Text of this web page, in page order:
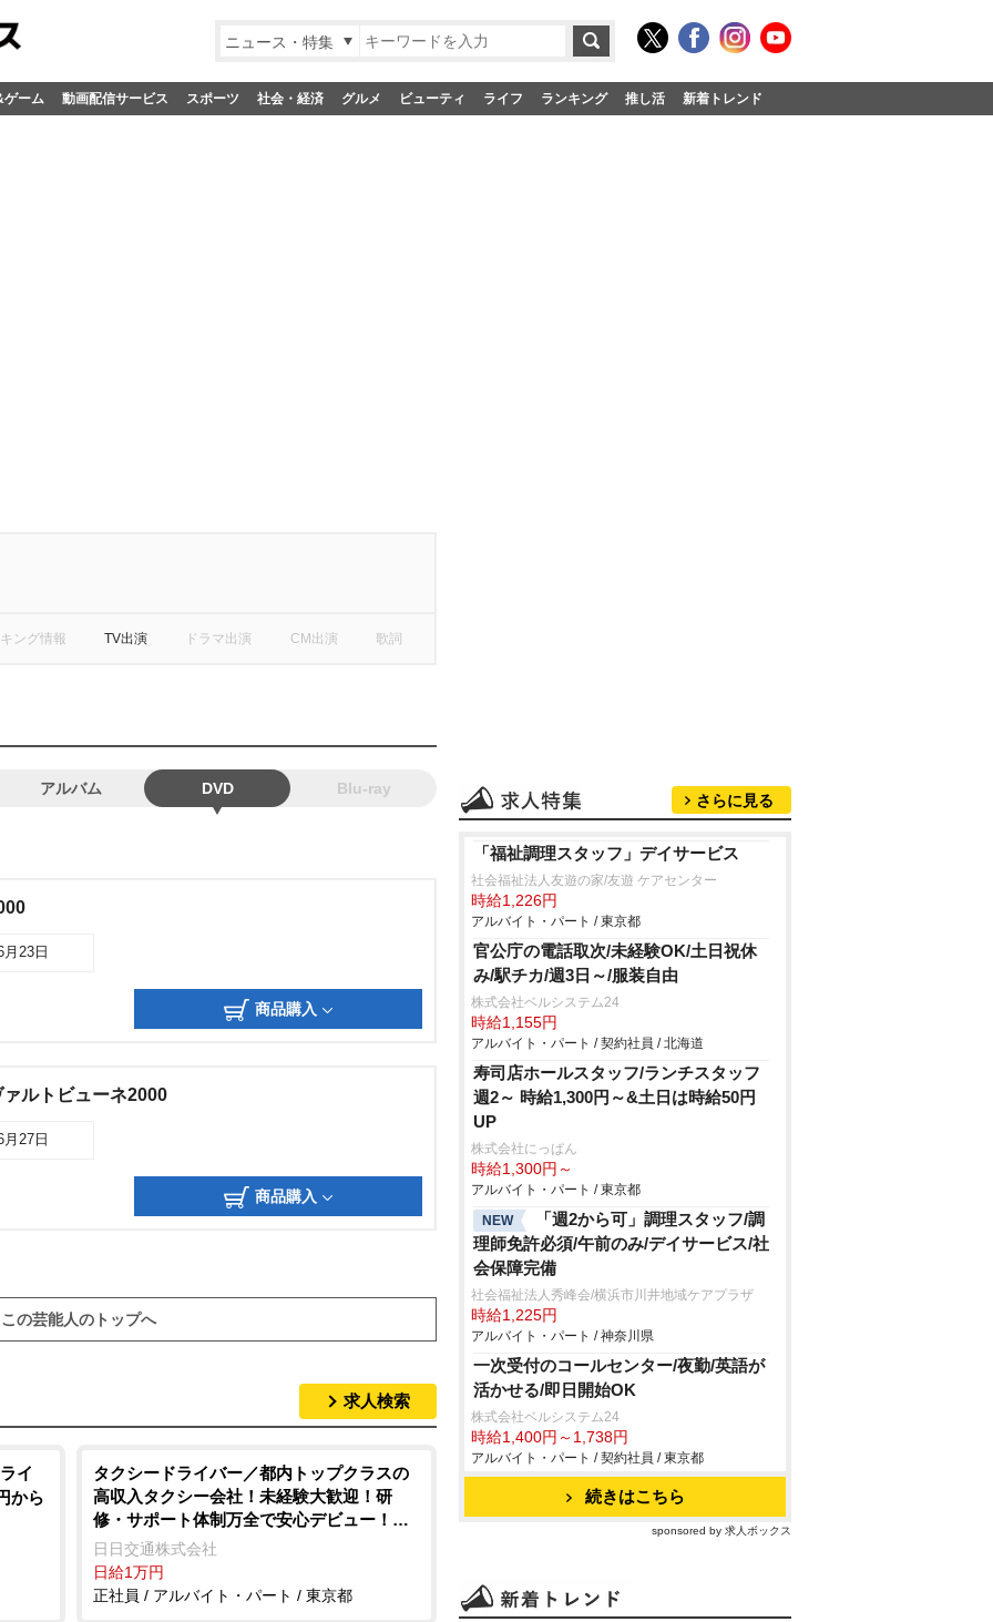
ニュース・特集
ゲーム 動画配信サービス スポーツ 社会・経済 グルメ ビューティ ライフ ランキング 推し活 新着トレンド
ング情報 TV出演 ドラマ出演 CM出演 歌詞
アルバム DVD Blu-ray
23日
商品購入
ルトビューネ2000
27日
商品購入
この芸能人のトップへ
求人検索
イ
から
タクシードライバー／都内トップクラスの
高収入タクシー会社！未経験大歓迎！研
修・サポート体制万全で安心デビュー！月
収100万円超も可能！
日日交通株式会社
日給1万円
正社員 / アルバイト・パート / 東京都
さらに見る
「福祉調理スタッフ」デイサービス
社会福祉法人友遊の家/友遊 ケアセンター
時給1,226円
アルバイト・パート / 東京都
官公庁の電話取次/未経験OK/土日祝休
み/駅チカ/週3日～/服装自由
株式会社ベルシステム24
時給1,155円
アルバイト・パート / 契約社員 / 北海道
寿司店ホールスタッフ/ランチスタッフ
週2～ 時給1,300円～&土日は時給50円
UP
株式会社にっぱん
時給1,300円～
アルバイト・パート / 東京都
NEW
「週2から可」調理スタッフ/調
理師免許必須/午前のみ/デイサービス/社
会保障完備
社会福祉法人秀峰会/横浜市川井地域ケアプラザ
時給1,225円
アルバイト・パート / 神奈川県
一次受付のコールセンター/夜勤/英語が
活かせる/即日開始OK
株式会社ベルシステム24
時給1,400円～1,738円
アルバイト・パート / 契約社員 / 東京都
続きはこちら
sponsored by 求人ボックス